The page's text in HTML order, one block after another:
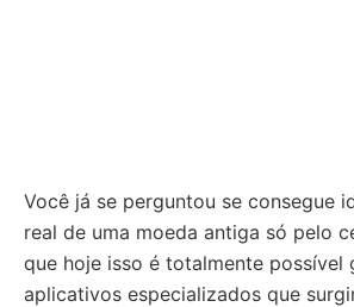
Você já se perguntou se consegue
real de uma moeda antiga só pelo
que hoje isso é totalmente possível
aplicativos especializados que